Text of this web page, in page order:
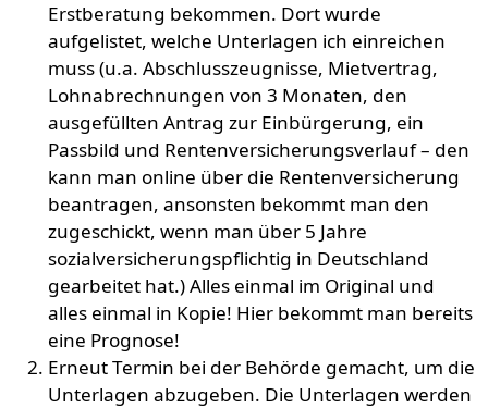
Erstberatung bekommen. Dort wurde
aufgelistet, welche Unterlagen ich einreichen
muss (u.a. Abschlusszeugnisse, Mietvertrag,
Lohnabrechnungen von 3 Monaten, den
ausgefüllten Antrag zur Einbürgerung, ein
Passbild und Rentenversicherungsverlauf – den
kann man online über die Rentenversicherung
beantragen, ansonsten bekommt man den
zugeschickt, wenn man über 5 Jahre
sozialversicherungspflichtig in Deutschland
gearbeitet hat.) Alles einmal im Original und
alles einmal in Kopie! Hier bekommt man bereits
eine Prognose!
Erneut Termin bei der Behörde gemacht, um die
Unterlagen abzugeben. Die Unterlagen werden